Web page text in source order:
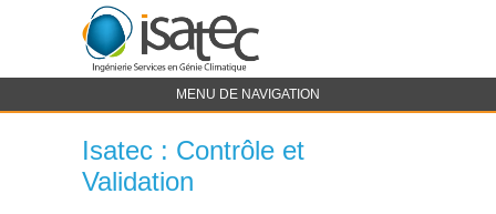
MENU DE NAVIGATION
Isatec : Contrôle et
Validation